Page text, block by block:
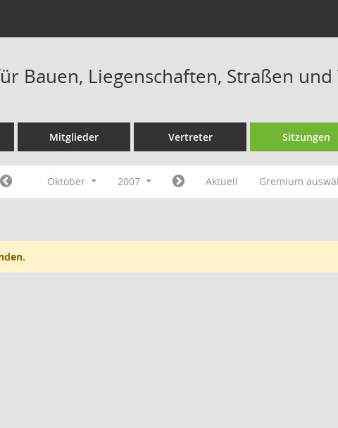
Bauen, Liegenschaften, Straßen
Mitglieder Vertreter Sitzungen
Oktober 2007 Aktuell Gremium